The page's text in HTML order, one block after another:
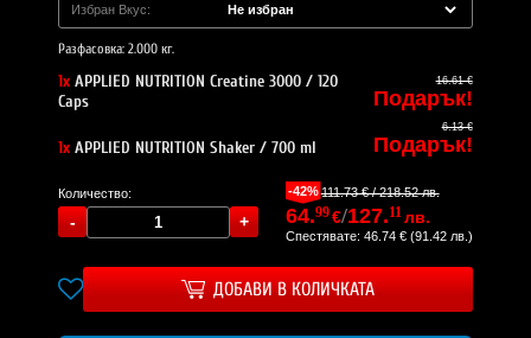
Избран Вкус:
Разфасовка: 2.000 кг.
1x APPLIED NUTRITION Creatine 3000 / 120
Caps
16.61 €
Подарък!
1x APPLIED NUTRITION Shaker / 700 ml
6.13 €
Подарък!
Количество: -42%111.73 € / 218.52 лв.
64.99€/127.11 лв.
Спестявате: 46.74 € (91.42 лв.)
ДОБАВИ В КОЛИЧКАТА